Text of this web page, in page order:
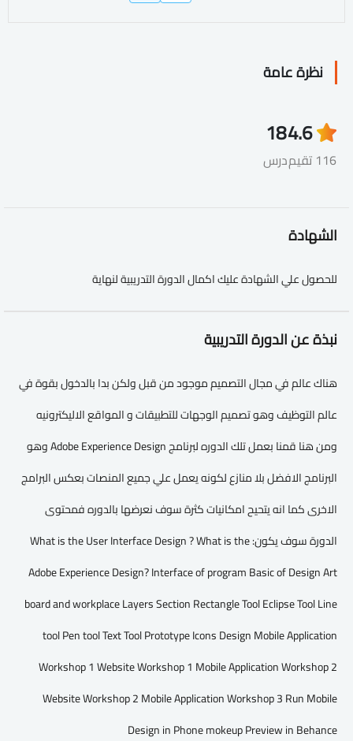
نظرة عامة
4.6
116 تقيم
18
درس
الشهادة
للحصول علي الشهادة عليك اكمال الدورة التدريبية لنهاية
نبذة عن الدورة التدريبية
هناك عالم في مجال التصميم موجود من قبل ولكن بدا بالدخول بقوة في
عالم التوظيف وهو تصميم الوجهات للتطبيقات و المواقع الاليكترونيه
ومن هنا قمنا بعمل تلك الدوره لبرنامج Adobe Experience Design وهو
البرنامج الافضل بلا منازع لكونه يعمل علي جميع المنصات بعكس البرامج
الاخرى كما انه يتحيح امكانيات كثرة سوف نعرضها بالدوره فمحتوى
الدورة سوف يكون: What is the User Interface Design ? What is the
Adobe Experience Design? Interface of program Basic of Design Art
board and workplace Layers Section Rectangle Tool Eclipse Tool Line
tool Pen tool Text Tool Prototype Icons Design Mobile Application
Workshop 1 Website Workshop 1 Mobile Application Workshop 2
Website Workshop 2 Mobile Application Workshop 3 Run Mobile
Design in Phone mokeup Preview in Behance